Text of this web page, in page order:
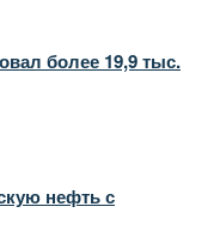
более 19,9 тыс.
нефть с